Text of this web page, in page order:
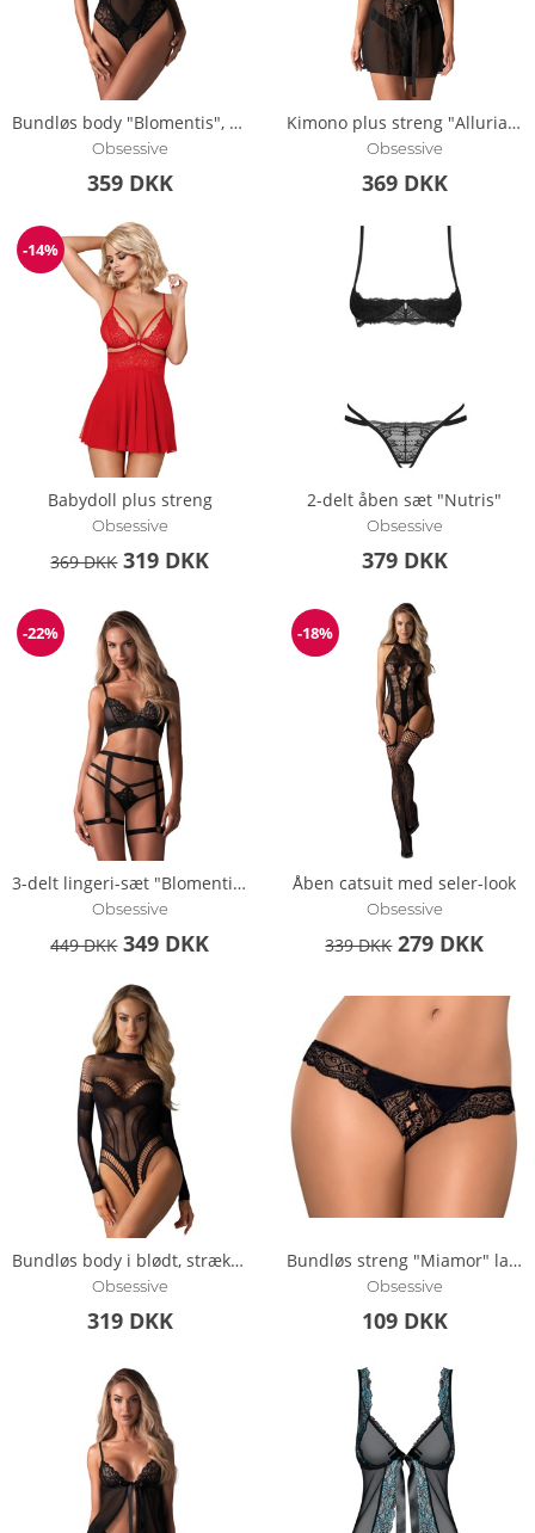
Bundløs body "Blomentis", gennemsigtig
Obsessive
359 DKK
Kimono plus streng "Alluria" i fin transparens
Obsessive
369 DKK
Rabat
-14%
Babydoll plus streng
Obsessive
369 DKK 319 DKK
2-delt åben sæt "Nutris"
Obsessive
379 DKK
Rabat
-22%
3-delt lingeri-sæt "Blomentis"
Obsessive
449 DKK 349 DKK
Rabat
-18%
Åben catsuit med seler-look
Obsessive
339 DKK 279 DKK
Bundløs body i blødt, strækbart mesh-materiale
Obsessive
319 DKK
Bundløs streng "Miamor" lavet af fine blonder
Obsessive
109 DKK